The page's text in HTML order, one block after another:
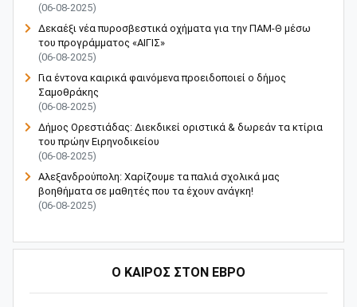
(06-08-2025)
Δεκαέξι νέα πυροσβεστικά οχήματα για την ΠΑΜ-Θ μέσω
του προγράμματος «ΑΙΓΙΣ»
(06-08-2025)
Για έντονα καιρικά φαινόμενα προειδοποιεί ο δήμος
Σαμοθράκης
(06-08-2025)
Δήμος Ορεστιάδας: Διεκδικεί οριστικά & δωρεάν τα κτίρια
του πρώην Ειρηνοδικείου
(06-08-2025)
Αλεξανδρούπολη: Χαρίζουμε τα παλιά σχολικά μας
βοηθήματα σε μαθητές που τα έχουν ανάγκη!
(06-08-2025)
Ο ΚΑΙΡΟΣ ΣΤΟΝ ΕΒΡΟ